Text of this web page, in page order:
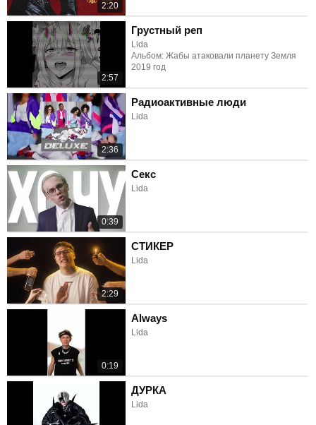
2:20
2:57
Грустный реп
Lida
Альбом: Жабы атаковали планету Земля
2019 год
2:36
Радиоактивные люди
Lida
0:39
Секс
Lida
2:29
СТИКЕР
Lida
0:19
Always
Lida
ДУРКА
Lida